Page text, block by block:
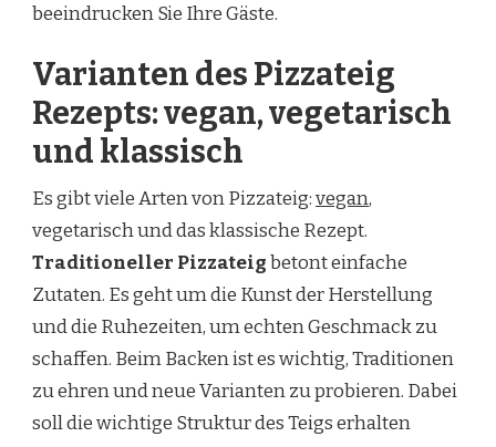
beeindrucken Sie Ihre Gäste.
Varianten des Pizzateig
Rezepts: vegan, vegetarisch
und klassisch
Es gibt viele Arten von Pizzateig:vegan,
vegetarisch und das klassische Rezept.
Traditioneller Pizzateigbetont einfache
Zutaten. Es geht um die Kunst der Herstellung
und die Ruhezeiten, um echten Geschmack zu
schaffen. Beim Backen ist es wichtig, Traditionen
zu ehren und neue Varianten zu probieren. Dabei
soll die wichtige Struktur des Teigs erhalten